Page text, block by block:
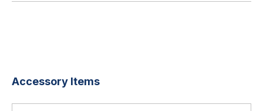
Produktgalerie überspringen
Accessory Items